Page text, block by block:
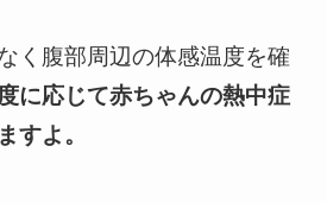
く腹部周辺の体感温度を確
に応じて赤ちゃんの熱中症
すよ。